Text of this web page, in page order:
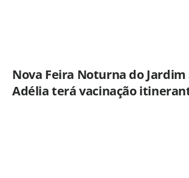
Nova Feira Noturna do Jardim
Adélia terá vacinação